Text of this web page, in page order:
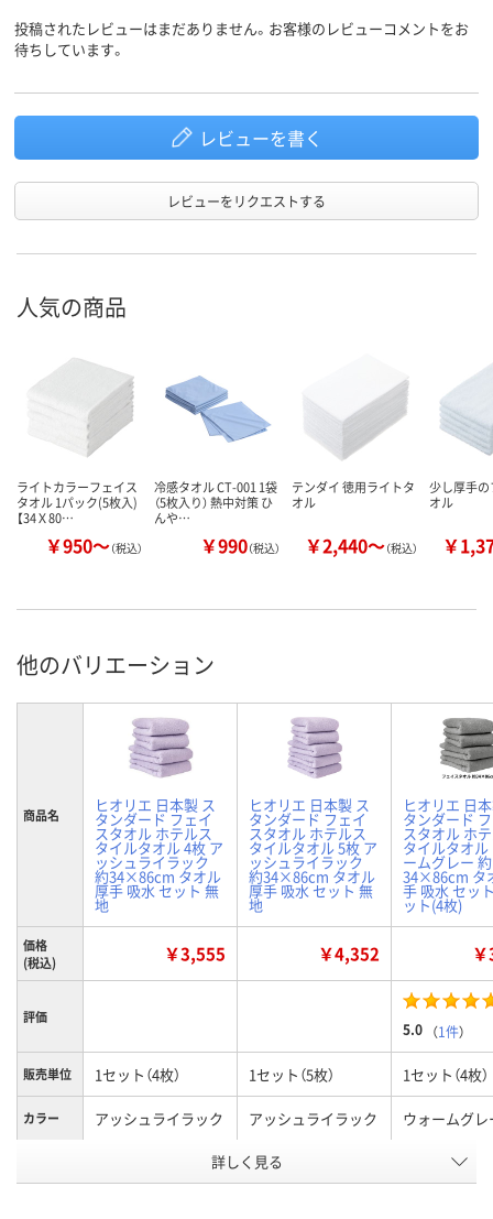
投稿されたレビューはまだありません。お客様のレビューコメントをお
待ちしています。
レビューを書く
レビューをリクエストする
人気の商品
ライトカラーフェイス
タオル 1パック(5枚入)
【34Ｘ80…
￥950～（税込）
冷感タオル CT-001 1袋
（5枚入り） 熱中対策 ひ
んや…
￥990（税込）
テンダイ 徳用ライトタ
オル
￥2,440～（税込）
少し厚手
オル
￥
他のバリエーション
商品名 ヒオリエ 日本製 ス
タンダード フェイ
スタオル ホテルス
タイルタオル 4枚 ア
ッシュライラック
約34×86cm タオル
厚手 吸水 セット 無
地
ヒオリエ 日本製 ス
タンダード フェイ
スタオル ホテルス
タイルタオル 5枚 ア
ッシュライラック
約34×86cm タオル
厚手 吸水 セット 無
地
ヒオリエ 日
タンダード
スタオル ホ
タイルタオル
ームグレー 約
34×86cm タ
手 吸水 セッ
ット(4枚)
価格
(税込)
￥3,555 ￥4,352
評価
5.0 （1件）
販売単位 1セット（4枚） 1セット（5枚） 1セット（4枚）
カラー アッシュライラック アッシュライラック ウォームグレ
X106590 HH62152
詳しく見る